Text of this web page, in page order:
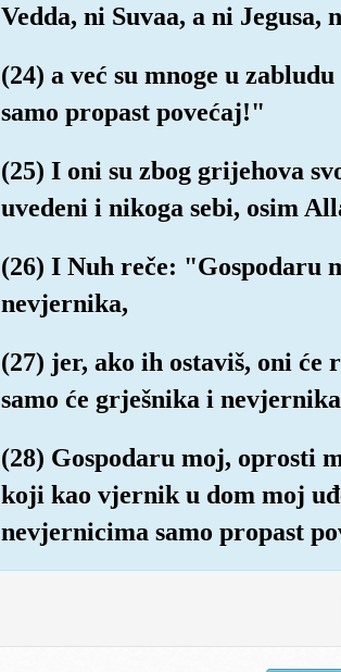
Vedda, ni Suvaa, a ni
(24) a već su mnoge u
samo propast povećaj!"
(25) I oni su zbog grijehova
uvedeni i nikoga sebi, osim
(26) I Nuh reče: "Gospodaru
nevjernika,
(27) jer, ako ih ostaviš, oni
samo će grješnika i
(28) Gospodaru moj, oprosti
koji kao vjernik u dom moj
nevjernicima samo propast